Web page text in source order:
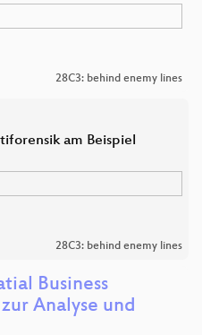
28C3: behind enemy lines
am Beispiel
28C3: behind enemy lines
Business
Analyse und